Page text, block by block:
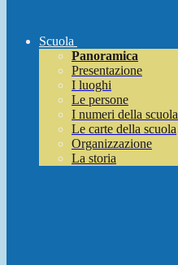
Scuola
Panoramica
Presentazione
I luoghi
Le persone
I numeri della scuola
Le carte della scuola
Organizzazione
La storia